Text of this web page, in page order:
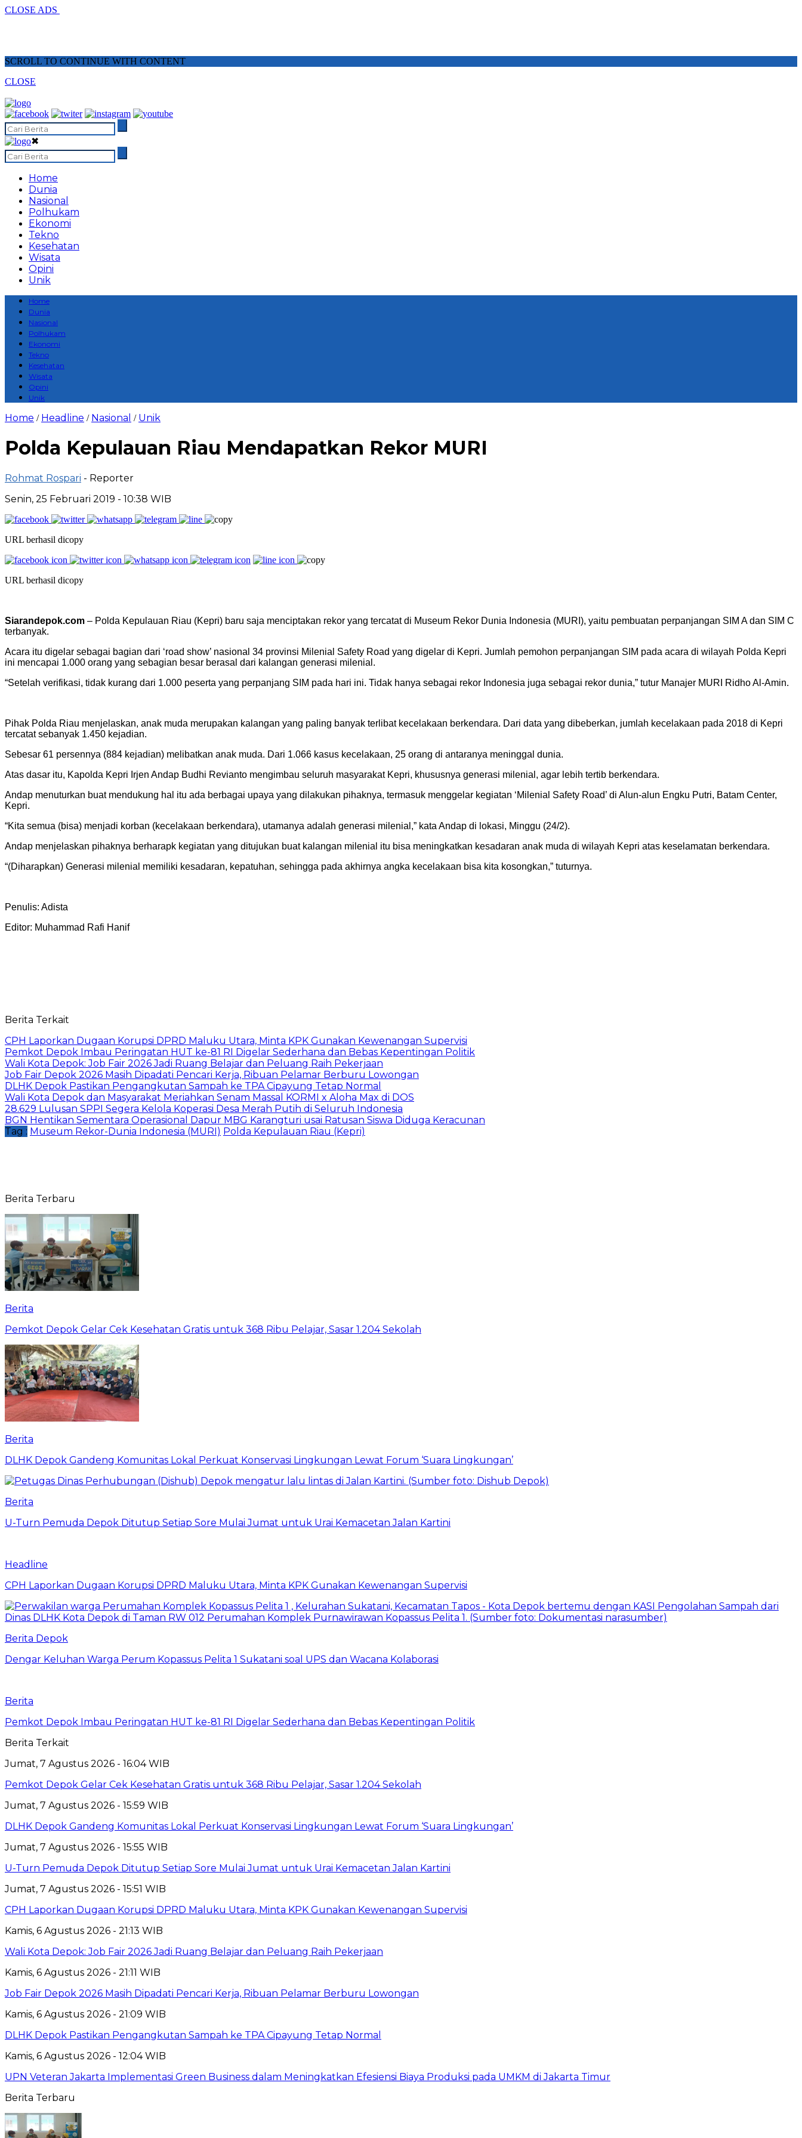
CLOSE ADS
SCROLL TO CONTINUE WITH CONTENT
CLOSE
✖
Home
Dunia
Nasional
Polhukam
Ekonomi
Tekno
Kesehatan
Wisata
Opini
Unik
Home
Dunia
Nasional
Polhukam
Ekonomi
Tekno
Kesehatan
Wisata
Opini
Unik
Home / Headline / Nasional / Unik
Polda Kepulauan Riau Mendapatkan Rekor MURI
Rohmat Rospari - Reporter
Senin, 25 Februari 2019 - 10:38 WIB
URL berhasil dicopy
URL berhasil dicopy
Siarandepok.com – Polda Kepulauan Riau (Kepri) baru saja menciptakan rekor yang tercatat di Museum Rekor Dunia Indonesia (MURI), yaitu pembuatan perpanjangan SIM A dan SIM C
terbanyak.
Acara itu digelar sebagai bagian dari ‘road show’ nasional 34 provinsi Milenial Safety Road yang digelar di Kepri. Jumlah pemohon perpanjangan SIM pada acara di wilayah Polda Kepri
ini mencapai 1.000 orang yang sebagian besar berasal dari kalangan generasi milenial.
“Setelah verifikasi, tidak kurang dari 1.000 peserta yang perpanjang SIM pada hari ini. Tidak hanya sebagai rekor Indonesia juga sebagai rekor dunia,” tutur Manajer MURI Ridho Al-Amin.
Pihak Polda Riau menjelaskan, anak muda merupakan kalangan yang paling banyak terlibat kecelakaan berkendara. Dari data yang dibeberkan, jumlah kecelakaan pada 2018 di Kepri
tercatat sebanyak 1.450 kejadian.
Sebesar 61 persennya (884 kejadian) melibatkan anak muda. Dari 1.066 kasus kecelakaan, 25 orang di antaranya meninggal dunia.
Atas dasar itu, Kapolda Kepri Irjen Andap Budhi Revianto mengimbau seluruh masyarakat Kepri, khususnya generasi milenial, agar lebih tertib berkendara.
Andap menuturkan buat mendukung hal itu ada berbagai upaya yang dilakukan pihaknya, termasuk menggelar kegiatan ‘Milenial Safety Road’ di Alun-alun Engku Putri, Batam Center,
Kepri.
“Kita semua (bisa) menjadi korban (kecelakaan berkendara), utamanya adalah generasi milenial,” kata Andap di lokasi, Minggu (24/2).
Andap menjelaskan pihaknya berharapk kegiatan yang ditujukan buat kalangan milenial itu bisa meningkatkan kesadaran anak muda di wilayah Kepri atas keselamatan berkendara.
“(Diharapkan) Generasi milenial memiliki kesadaran, kepatuhan, sehingga pada akhirnya angka kecelakaan bisa kita kosongkan,” tuturnya.
Penulis: Adista
Editor: Muhammad Rafi Hanif
Berita Terkait
CPH Laporkan Dugaan Korupsi DPRD Maluku Utara, Minta KPK Gunakan Kewenangan Supervisi
Pemkot Depok Imbau Peringatan HUT ke-81 RI Digelar Sederhana dan Bebas Kepentingan Politik
Wali Kota Depok: Job Fair 2026 Jadi Ruang Belajar dan Peluang Raih Pekerjaan
Job Fair Depok 2026 Masih Dipadati Pencari Kerja, Ribuan Pelamar Berburu Lowongan
DLHK Depok Pastikan Pengangkutan Sampah ke TPA Cipayung Tetap Normal
Wali Kota Depok dan Masyarakat Meriahkan Senam Massal KORMI x Aloha Max di DOS
28.629 Lulusan SPPI Segera Kelola Koperasi Desa Merah Putih di Seluruh Indonesia
BGN Hentikan Sementara Operasional Dapur MBG Karangturi usai Ratusan Siswa Diduga Keracunan
Tag : Museum Rekor-Dunia Indonesia (MURI) Polda Kepulauan Riau (Kepri)
Berita Terbaru
Berita
Pemkot Depok Gelar Cek Kesehatan Gratis untuk 368 Ribu Pelajar, Sasar 1.204 Sekolah
Berita
DLHK Depok Gandeng Komunitas Lokal Perkuat Konservasi Lingkungan Lewat Forum ‘Suara Lingkungan’
Berita
U-Turn Pemuda Depok Ditutup Setiap Sore Mulai Jumat untuk Urai Kemacetan Jalan Kartini
Headline
CPH Laporkan Dugaan Korupsi DPRD Maluku Utara, Minta KPK Gunakan Kewenangan Supervisi
Berita Depok
Dengar Keluhan Warga Perum Kopassus Pelita 1 Sukatani soal UPS dan Wacana Kolaborasi
Berita
Pemkot Depok Imbau Peringatan HUT ke-81 RI Digelar Sederhana dan Bebas Kepentingan Politik
Berita Terkait
Jumat, 7 Agustus 2026 - 16:04 WIB
Pemkot Depok Gelar Cek Kesehatan Gratis untuk 368 Ribu Pelajar, Sasar 1.204 Sekolah
Jumat, 7 Agustus 2026 - 15:59 WIB
DLHK Depok Gandeng Komunitas Lokal Perkuat Konservasi Lingkungan Lewat Forum ‘Suara Lingkungan’
Jumat, 7 Agustus 2026 - 15:55 WIB
U-Turn Pemuda Depok Ditutup Setiap Sore Mulai Jumat untuk Urai Kemacetan Jalan Kartini
Jumat, 7 Agustus 2026 - 15:51 WIB
CPH Laporkan Dugaan Korupsi DPRD Maluku Utara, Minta KPK Gunakan Kewenangan Supervisi
Kamis, 6 Agustus 2026 - 21:13 WIB
Wali Kota Depok: Job Fair 2026 Jadi Ruang Belajar dan Peluang Raih Pekerjaan
Kamis, 6 Agustus 2026 - 21:11 WIB
Job Fair Depok 2026 Masih Dipadati Pencari Kerja, Ribuan Pelamar Berburu Lowongan
Kamis, 6 Agustus 2026 - 21:09 WIB
DLHK Depok Pastikan Pengangkutan Sampah ke TPA Cipayung Tetap Normal
Kamis, 6 Agustus 2026 - 12:04 WIB
UPN Veteran Jakarta Implementasi Green Business dalam Meningkatkan Efesiensi Biaya Produksi pada UMKM di Jakarta Timur
Berita Terbaru